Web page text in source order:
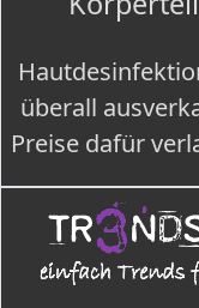
überall
Preise dafür